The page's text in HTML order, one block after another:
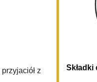
z
Składki